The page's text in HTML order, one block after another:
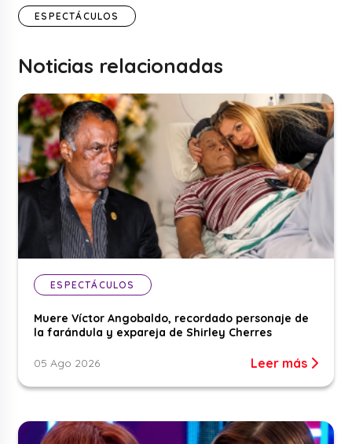
ESPECTÁCULOS
Noticias relacionadas
ESPECTÁCULOS
Muere Víctor Angobaldo, recordado personaje de
la farándula y expareja de Shirley Cherres
05 Ago 2026 Leer más